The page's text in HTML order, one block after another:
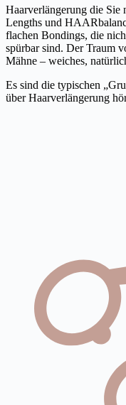
Haarverlängerung die Sie
Lengths und
flachen Bondings, die
spürbar sind. Der Traum
Mähne – weiches,
Es sind die typischen
über Haarverlängerung